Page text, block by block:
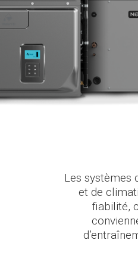
Les systèmes
et de
fiabilité,